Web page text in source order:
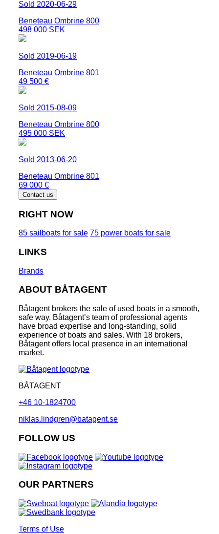
Sold 2020-06-29
Beneteau Ombrine 800
498 000 SEK
Sold 2019-06-19
Beneteau Ombrine 801
49 500 €
Sold 2015-08-09
Beneteau Ombrine 800
495 000 SEK
Sold 2013-06-20
Beneteau Ombrine 801
69 000 €
Contact us
RIGHT NOW
85 sailboats for sale 75 power boats for sale
LINKS
Brands
ABOUT BÅTAGENT
Båtagent brokers the sale of used boats in a smooth,
safe way. Båtagent’s team of professional agents
have broad expertise and long-standing, solid
experience of boats and sales. With 18 brokers,
Båtagent offers local presence in an international
market.
BÅTAGENT
+46 10-1824700
niklas.lindgren@batagent.se
FOLLOW US
OUR PARTNERS
Terms of Use